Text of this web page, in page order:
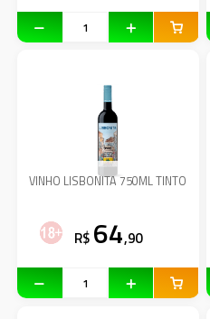
VINHO LISBONITA 750ML TINTO
R$ 64,90